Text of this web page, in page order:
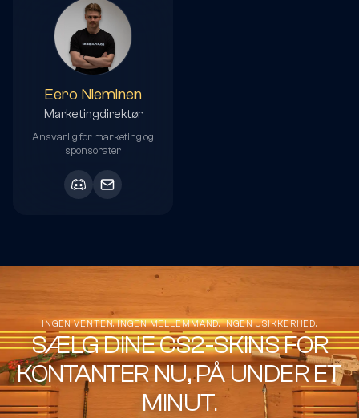
Eero Nieminen
Marketingdirektør
Ansvarlig for marketing og
sponsorater
INGEN VENTEN. INGEN MELLEMMAND. INGEN USIKKERHED.
SÆLG DINE CS2-SKINS FOR
KONTANTER NU, PÅ UNDER ET
MINUT.